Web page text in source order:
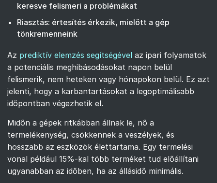
keresve felismeri a problémákat
Riasztás: értesítés érkezik, mielőtt a gép
tönkremenneink
Az prediktív elemzés segítségével az ipari folyamatok
a potenciális meghibásodásokat napon belül
felismerik, nem heteken vagy hónapokon belül. Ez azt
jelenti, hogy a karbantartásokat a legoptimálisabb
időpontban végezhetik el.
Midőn a gépek ritkábban állnak le, nő a
termelékenység, csökkennek a veszélyek, és
hosszabb az eszközök élettartama. Egy termelési
vonal például 15%-kal több terméket tud előállítani
ugyanabban az időben, ha az állásidő minimális.